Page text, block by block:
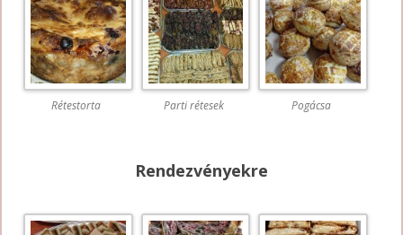
Rétestorta Parti rétesek Pogácsa
Rendezvényekre